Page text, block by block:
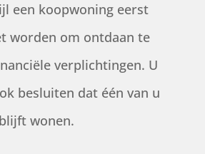
een koopwoning eerst
worden om ontdaan te
verplichtingen. U
besluiten dat één van u
wonen.